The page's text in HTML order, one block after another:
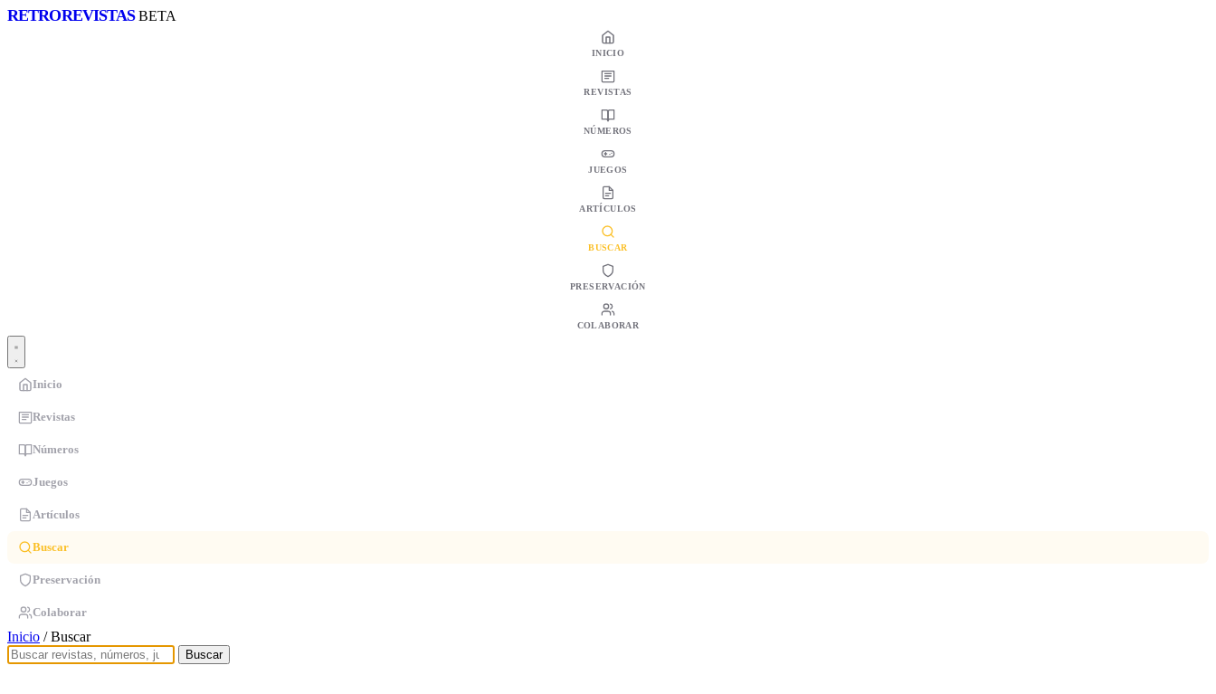
RETROREVISTAS BETA
INICIO
REVISTAS
NÚMEROS
JUEGOS
ARTÍCULOS
BUSCAR
PRESERVACIÓN
COLABORAR
Inicio
Revistas
Números
Juegos
Artículos
Buscar
Preservación
Colaborar
Inicio / Buscar
Buscar